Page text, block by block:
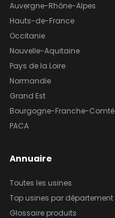
Auvergne-Rhône-Alpes
Hauts-de-France
Occitanie
Nouvelle-Aquitaine
Pays de la Loire
Normandie
Grand Est
Bourgogne-Franche-Comté
PACA
Annuaire
Toutes les usines
Top usines par département
Glossaire produits